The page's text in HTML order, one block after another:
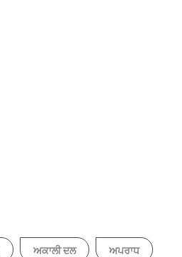
ਅਕਾਲੀ ਦਲ ਅਪਰਾਧ